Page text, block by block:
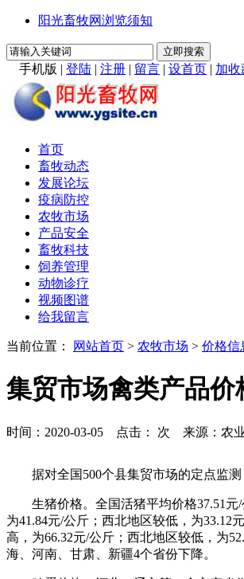
阳光畜牧网浏览须知
手机版 | 登陆 | 注册 | 留言 | 设首页 | 加收
首页
畜牧动态
发展论坛
疫病防控
农牧市场
产品安全
畜牧科技
饲养管理
动物诊疗
视频图谱
给我留言
当前位置： 网站首页 > 农牧市场 > 价格信
集贸市场禽类产品价
时间：2020-03-05 点击： 次 来源：农
据对全国500个县集贸市场的定点监
生猪价格。全国活猪平均价格37.51
为41.84元/公斤；西北地区较低，为33.12
高，为66.32元/公斤；西北地区较低，为
海、河南、甘肃、新疆4个省份下降。